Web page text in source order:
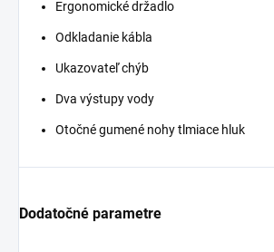
Ergonomické držadlo
Odkladanie kábla
Ukazovateľ chýb
Dva výstupy vody
Otočné gumené nohy tlmiace hluk
Dodatočné parametre